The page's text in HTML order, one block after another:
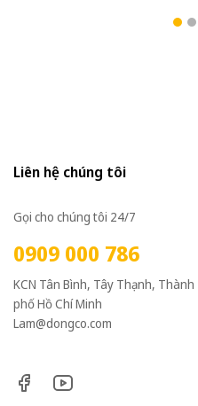
Liên hệ chúng tôi
Gọi cho chúng tôi 24/7
0909 000 786
KCN Tân Bình, Tây Thạnh, Thành
phố Hồ Chí Minh
Lam@dongco.com